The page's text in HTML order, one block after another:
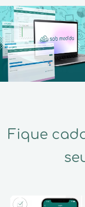
Fique